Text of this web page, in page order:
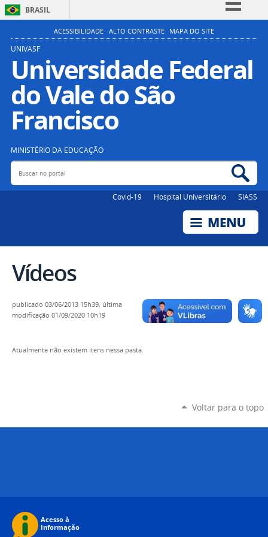
BRASIL
Simplifique!
Participe
Acesso à informação
Legislação
ACESSIBILIDADE ALTO CONTRASTE MAPA DO SITE
UNIVASF
Universidade Federal
do Vale do São
Francisco
MINISTÉRIO DA EDUCAÇÃO
Buscar no portal
Covid-19 Hospital Universitário SIASS
Vídeos
publicado 03/06/2013 15h39, última
modificação 01/09/2020 10h19
Atualmente não existem itens nessa pasta.
Voltar para o topo